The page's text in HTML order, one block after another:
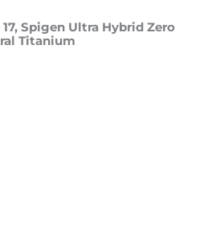
Spigen Ultra Hybrid Zero
Titanium